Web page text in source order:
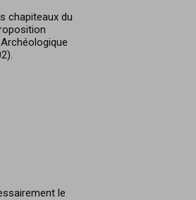
chapiteaux du
le